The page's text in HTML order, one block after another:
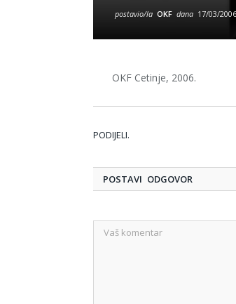
postavio/la OKF dana 17/03/2006
OKF Cetinje, 2006.
PODIJELI.
POSTAVI ODGOVOR